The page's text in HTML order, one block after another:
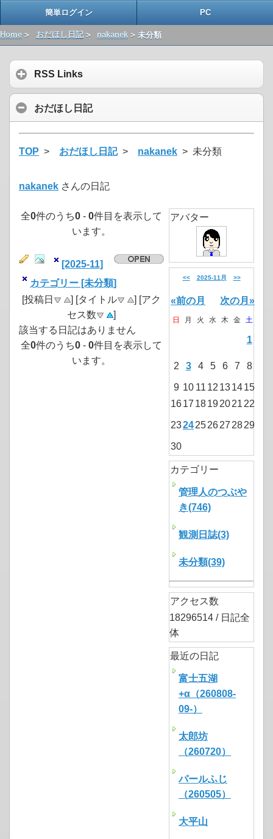
簡単ログイン PC
Home > おだほし日記> nakanek > 未分類
RSS Links
おだほし日記
TOP > おだほし日記> nakanek > 未分類
nakanek さんの日記
全0件のうち0 - 0件目を表示して
います。
[2025-11]
カテゴリー [未分類]
[投稿日
] [タイトル
] [アク
セス数
]
該当する日記はありません
全0件のうち0 - 0件目を表示して
います。
アバター
<< 2025-11月 >>
«前の月 次の月»
日 月 火 水 木 金 土
1
2 3 4 5 6 7 8
9 10 11 12 131415
1617 18192021 22
2324252627 2829
30
カテゴリー
管理人のつぶや
き(746)
観測日誌(3)
未分類(39)
アクセス数
18296514 / 日記全
体
最近の日記
富士五湖
+α（260808-
09-）
太郎坊
（260720）
パールふじ
（260505）
大平山